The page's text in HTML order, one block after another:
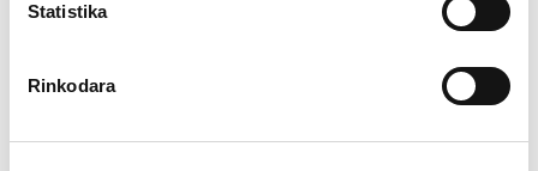
Statistika
Rinkodara
Mokamos reklamos kanalai pradėti orientuoti į
ženklo stiprinimą;
Išpildytassales funnelprincipas.